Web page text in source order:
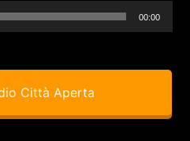
00:00
Città Aperta